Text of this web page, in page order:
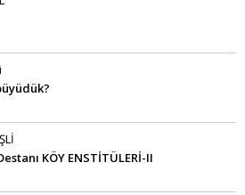
KÖY ENSTİTÜLERİ-II